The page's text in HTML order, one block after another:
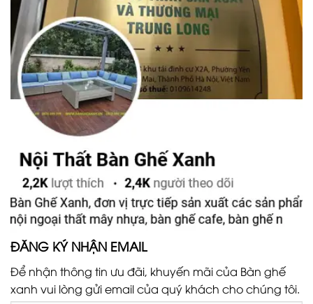
ĐĂNG KÝ NHẬN EMAIL
Để nhận thông tin ưu đãi, khuyến mãi của Bàn ghế
xanh vui lòng gửi email của quý khách cho chúng tôi.